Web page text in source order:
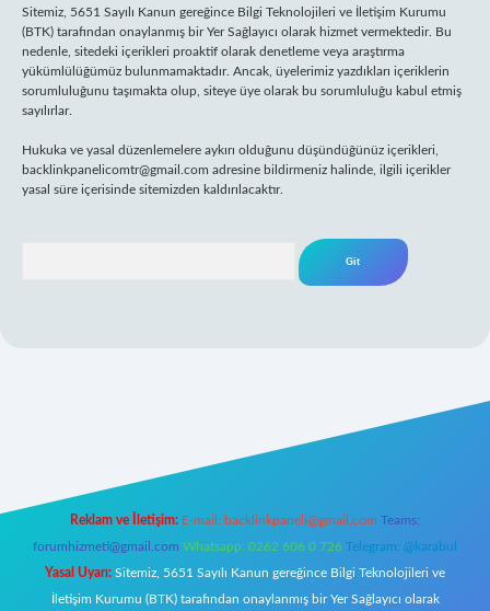
Sitemiz, 5651 Sayılı Kanun gereğince Bilgi Teknolojileri ve İletişim Kurumu
(BTK) tarafından onaylanmış bir Yer Sağlayıcı olarak hizmet vermektedir. Bu
nedenle, sitedeki içerikleri proaktif olarak denetleme veya araştırma
yükümlülüğümüz bulunmamaktadır. Ancak, üyelerimiz yazdıkları içeriklerin
sorumluluğunu taşımakta olup, siteye üye olarak bu sorumluluğu kabul etmiş
sayılırlar.
Hukuka ve yasal düzenlemelere aykırı olduğunu düşündüğünüz içerikleri,
backlinkpanelicomtr@gmail.com adresine bildirmeniz halinde, ilgili içerikler
yasal süre içerisinde sitemizden kaldırılacaktır.
Reklam ve İletişim: E-mail: backlinkpaneli@gmail.com Teams:
forumhizmeti@gmail.com Whatsapp: 0262 606 0 726 Telegram: @karabul
Yasal Uyarı: Sitemiz, 5651 Sayılı Kanun gereğince Bilgi Teknolojileri ve
İletişim Kurumu (BTK) tarafından onaylanmış bir Yer Sağlayıcı olarak